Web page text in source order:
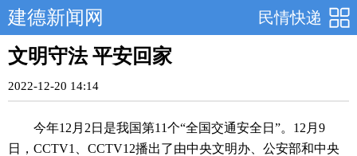
民情快递
建德新闻网
文明守法 平安回家
2022-12-20 14:14
今年12月2日是我国第11个“全国交通安全日”。12月9
日，CCTV1、CCTV12播出了由中央文明办、公安部和中央